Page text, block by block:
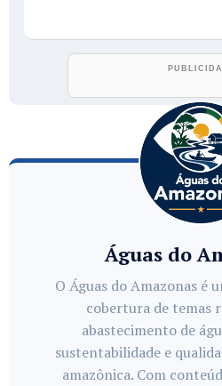
Águas do
O Águas do Amazonas é
cobertura de temas
abastecimento de
sustentabilidade e
amazônica. Com